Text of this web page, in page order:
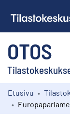
OTOS
Kokoelmat
Etusivu